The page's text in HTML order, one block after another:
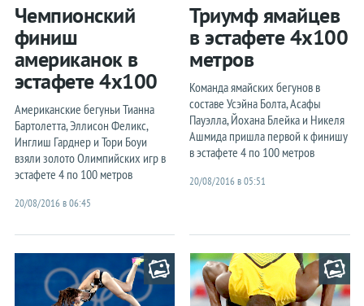
Чемпионский
финиш
американок в
эстафете 4x100
Американские бегуньи Тианна
Бартолетта, Эллисон Феликс,
Инглиш Гарднер и Тори Боуи
взяли золото Олимпийских игр в
эстафете 4 по 100 метров
20/08/2016 в 06:45
Триумф ямайцев
в эстафете 4x100
метров
Команда ямайских бегунов в
составе Усэйна Болта, Асафы
Пауэлла, Йохана Блейка и Никеля
Ашмида пришла первой к финишу
в эстафете 4 по 100 метров
20/08/2016 в 05:51